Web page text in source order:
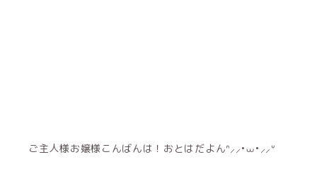
ご主人様お嬢様こんばんは！おとはだよんᐢ⸝⸝•⩊•‪⸝⸝‪ᐡ